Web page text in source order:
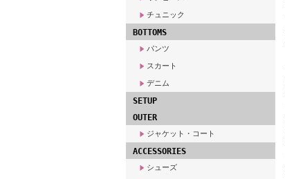
チュニック
BOTTOMS
パンツ
スカート
デニム
SETUP
OUTER
ジャケット・コート
ACCESSORIES
シューズ